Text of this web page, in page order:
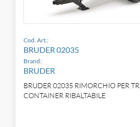
Cod. Art.:
BRUDER 02035
Brand:
BRUDER
BRUDER 02035 RIMORCHIO PER
CONTAINER RIBALTABILE